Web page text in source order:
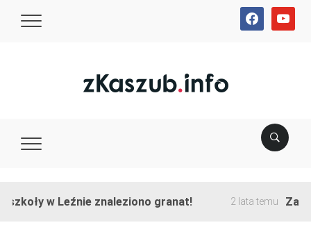
facebookyoutube
w Leźnie znaleziono granat! 2 lata temu